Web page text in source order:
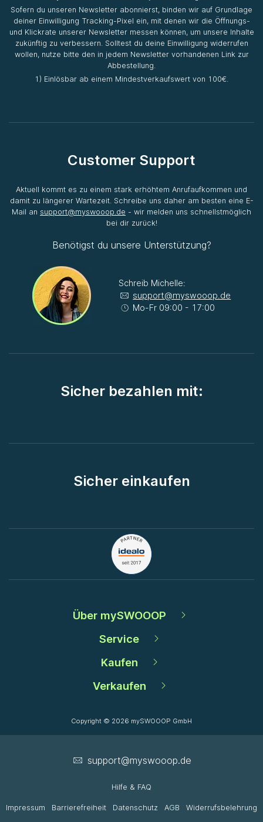
Sofern du unseren Newsletter abonnierst, binden wir auf Grundlage
deiner Einwilligung Tracking-Pixel ein, mit denen wir die Öffnungs-
und Klickrate unserer Newsletter messen können, um unsere Inhalte
zukünftig zu verbessern. Solltest du deine Einwilligung widerrufen
wollen, nutze bitte den in jedem Newsletter vorhandenen Link zur
Abbestellung.
1) Einlösbar ab einem Mindestverkaufswert von 100€.
Customer Support
Aktuell kommt es zu einem stark erhöhtem Anrufaufkommen und
damit zu längerer Wartezeit. Schreibe uns daher am besten eine E-
Mail an support@myswooop.de - wir melden uns schnellstmöglich
bei dir zurück!
Benötigst du unsere Unterstützung?
Schreib Michelle:
support@myswooop.de
Mo-Fr 09:00 - 17:00
Sicher bezahlen mit:
Sicher einkaufen
Über mySWOOOP
Service
Kaufen
Verkaufen
Copyright © 2026 mySWOOOP GmbH
support­@myswooop.de
Hilfe & FAQ
Impressum Barrierefreiheit Datenschutz AGB Widerrufsbelehrung